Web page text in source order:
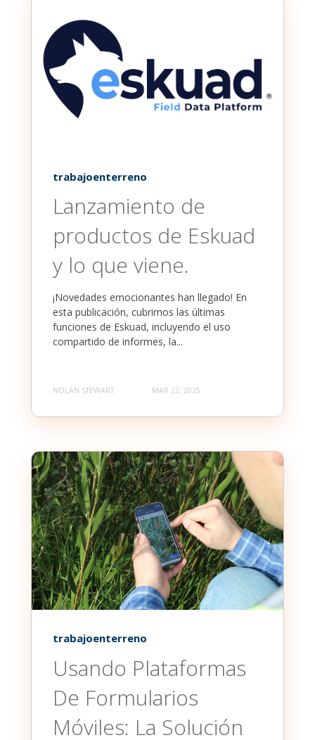
trabajoenterreno
Lanzamiento de
productos de Eskuad
y lo que viene.
¡Novedades emocionantes han llegado! En
esta publicación, cubrimos las últimas
funciones de Eskuad, incluyendo el uso
compartido de informes, la...
NOLAN STEWART MAR 22, 2025
trabajoenterreno
Usando Plataformas
De Formularios
Móviles: La Solución